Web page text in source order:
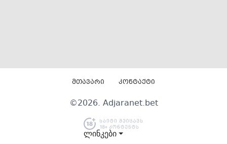
მთავარი კონტაქტი
ლინკები ⏷
©2026. Adjaranet.bet